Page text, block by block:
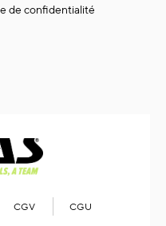
de confidentialité
CGV CGU